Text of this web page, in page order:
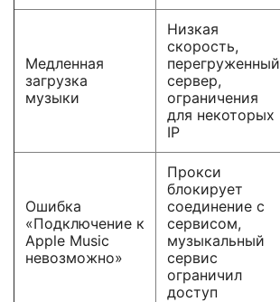
Медленная
загрузка
музыки
Низкая
скорость,
перегруженный
сервер,
ограничения
для некоторых
IP
Ошибка
«Подключение к
Apple Music
невозможно»
Прокси
блокирует
соединение с
сервисом,
музыкальный
сервис
ограничил
доступ